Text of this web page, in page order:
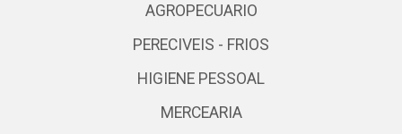
AGROPECUARIO
PERECIVEIS - FRIOS
HIGIENE PESSOAL
MERCEARIA